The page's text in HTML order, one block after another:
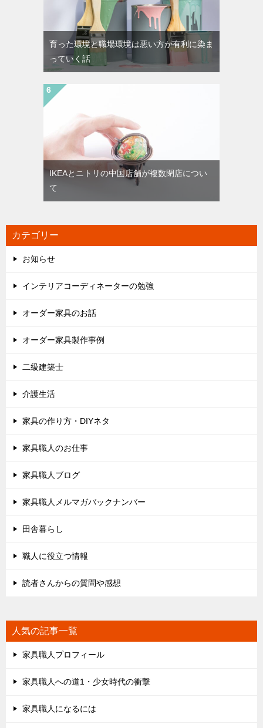
育った環境と職場環境は悪い方が有利に染ま
っていく話
IKEAとニトリの中国店舗が複数閉店につい
て
カテゴリー
お知らせ
インテリアコーディネーターの勉強
オーダー家具のお話
オーダー家具製作事例
二級建築士
介護生活
家具の作り方・DIYネタ
家具職人のお仕事
家具職人ブログ
家具職人メルマガバックナンバー
田舎暮らし
職人に役立つ情報
読者さんからの質問や感想
人気の記事一覧
家具職人プロフィール
家具職人への道1・少女時代の衝撃
家具職人になるには